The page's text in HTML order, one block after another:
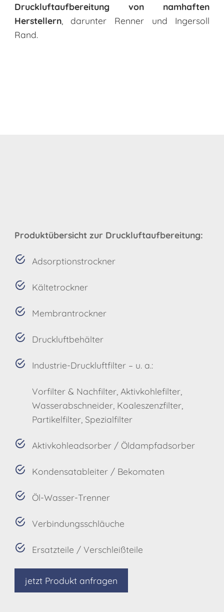
Druckluftaufbereitung von namhaften
Herstellern, darunter Renner und Ingersoll
Rand.
Produktübersicht zur Druckluftaufbereitung:
Adsorptionstrockner
Kältetrockner
Membrantrockner
Druckluftbehälter
Industrie-Druckluftfilter – u. a.:
Vorfilter & Nachfilter Aktivkohlefilter
Wasserabschneider Koaleszenzfilter
Partikelfilter Spezialfilter
Aktivkohleadsorber / Öldampfadsorber
Kondensatableiter / Bekomaten
Öl-Wasser-Trenner
Verbindungsschläuche
Ersatzteile / Verschleißteile
jetzt Produkt anfragen